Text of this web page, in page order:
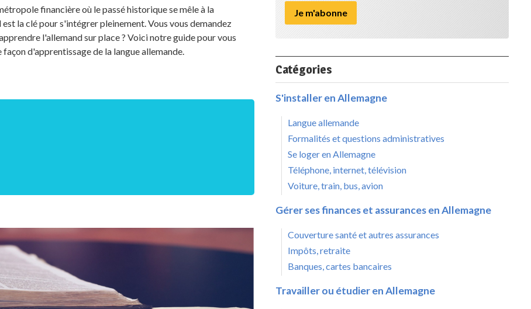
financière où le passé historique se mêle à la
la clé pour s'intégrer pleinement. Vous vous demandez
l'allemand sur place ? Voici notre guide pour vous
d'apprentissage de la langue allemande.
Catégories
S'installer en Allemagne
Langue allemande
Formalités et questions administratives
Se loger en Allemagne
Téléphone, internet, télévision
Voiture, train, bus, avion
Gérer ses finances et assurances en Allemagne
Couverture santé et autres assurances
Impôts, retraite
Banques, cartes bancaires
Travailler ou étudier en Allemagne